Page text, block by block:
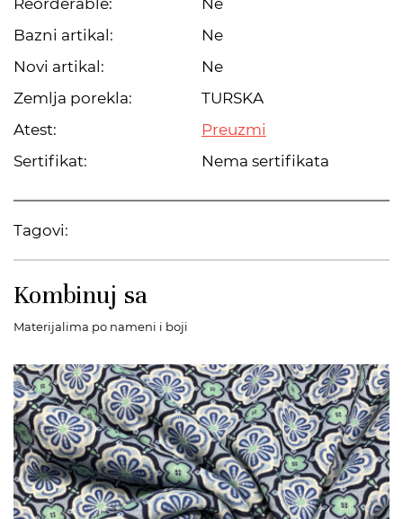
Reorderable:
Ne
Bazni artikal:
Ne
Novi artikal:
Ne
Zemlja porekla:
TURSKA
Atest:
Preuzmi
Sertifikat:
Nema sertifikata
Tagovi:
Kombinuj sa
Materijalima po nameni i boji